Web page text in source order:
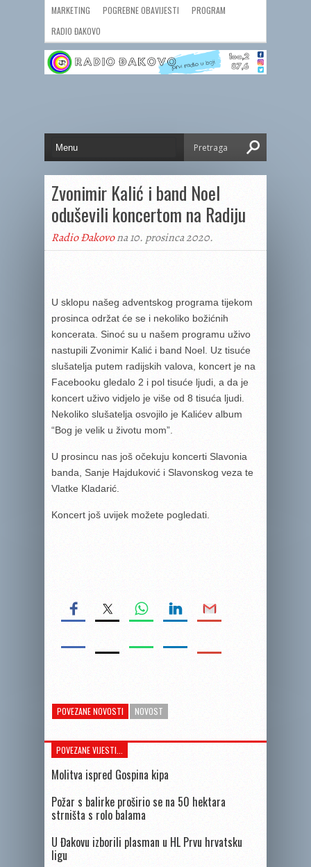
MARKETING POGREBNE OBAVIJESTI
PROGRAM
RADIO ĐAKOVO
Zvonimir Kalić i band Noel
oduševili koncertom na Radiju
Radio Đakovona 10. prosinca 2020.
U sklopu našeg adventskog programa tijekom
prosinca održat će se i nekoliko božićnih
koncerata. Sinoć su u našem programu uživo
nastupili Zvonimir Kalić i band Noel. Uz tisuće
slušatelja putem radijskih valova, koncert je na
Facebooku gledalo 2 i pol tisuće ljudi, a da je
koncert uživo vidjelo je više od 8 tisuća ljudi.
Nekoliko slušatelja osvojilo je Kalićev album
“Bog je velik u životu mom”.
U prosincu nas još očekuju koncerti Slavonia
banda, Sanje Hajduković i Slavonskog veza te
Vlatke Kladarić.
Koncert još uvijek možete pogledati.
POVEZANE NOVOSTI NOVOST
POVEZANE VIJESTI...
Molitva ispred Gospina kipa
Požar s balirke proširio se na 50 hektara
strništa s rolo balama
U Đakovu izborili plasman u HL Prvu hrvatsku
ligu